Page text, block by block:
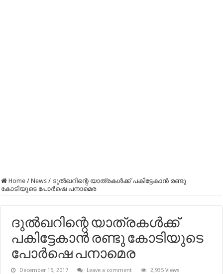
Home / News / ദുല്‍ഖറിന്റെ യാത്രകള്‍ക്ക് പകിട്ടേകാന്‍ രണ്ടു
കോടിയുടെ പോര്‍ഷെ പനാമെര
ദുല്‍ഖറിന്റെ യാത്രകള്‍ക്ക്
പകിട്ടേകാന്‍ രണ്ടു കോടിയുടെ
പോര്‍ഷെ പനാമെര
December 15, 2017 Leave a comment 2,935 Views